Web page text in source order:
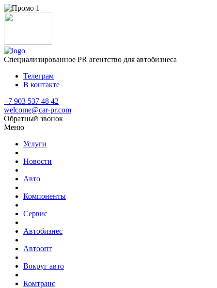
Специализированное PR агентство для автобизнеса
Телеграм
В контакте
+7 903 537 48 42
welcome@car-pr.com
Обратный звонок
Меню
Услуги
Новости
Авто
Компоненты
Сервис
Автобизнес
Автоопт
Вокруг авто
Комтранс